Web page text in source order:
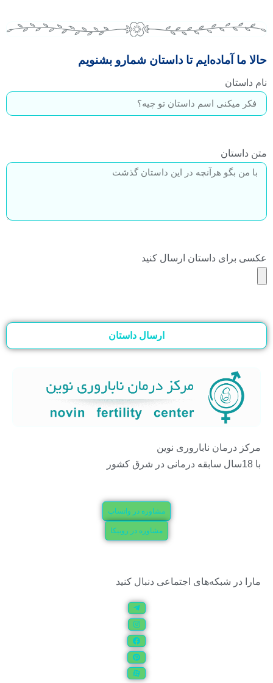
حالا ما آماده‌ایم تا داستان شمارو بشنویم
نام داستان
متن داستان
عکسی برای داستان ارسال کنید
ارسال داستان
مرکز درمان ناباروری نوین
با 18سال سابقه درمانی در شرق کشور
مشاوره در واتساپ
مشاوره در روبیکا
مارا در شبکه‌های اجتماعی دنبال کنید